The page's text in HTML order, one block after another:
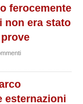
ferocemente
non era stato
esternazioni